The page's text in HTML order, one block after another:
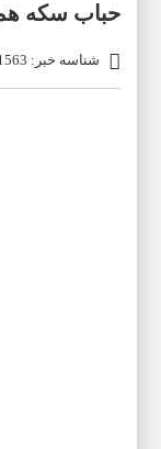
حباب سکه
شناسه خبر: 1563